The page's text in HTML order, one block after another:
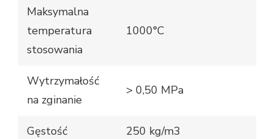
Maksymalna
temperatura
stosowania
1000°C
Wytrzymałość
na zginanie
> 0,50 MPa
Gęstość 250 kg/m3